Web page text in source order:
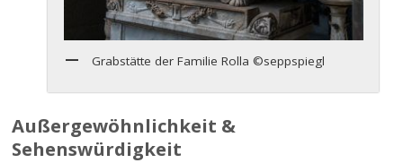
Grabstätte der Familie Rolla ©seppspiegl
Außergewöhnlichkeit &
Sehenswürdigkeit